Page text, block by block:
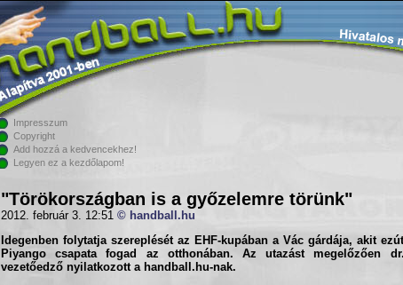
Impresszum
Copyright
Add hozzá a kedvencekhez!
Legyen ez a kezdőlapom!
"Törökországban is a győzelemre törünk"
2012. február 3. 12:51 © handball.hu
Idegenben folytatja szereplését az EHF-kupában a Vác gárdája, akit
Piyango csapata fogad az otthonában. Az utazást megelőzően
vezetőedző nyilatkozott a handball.hu-nak.